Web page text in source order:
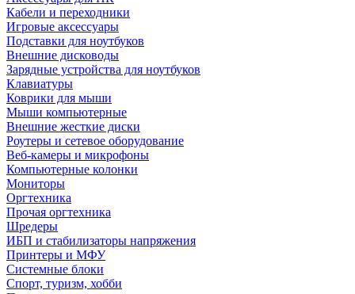
Кабели и переходники
Игровые аксессуары
Подставки для ноутбуков
Внешние дисководы
Зарядные устройства для ноутбуков
Клавиатуры
Коврики для мыши
Мыши компьютерные
Внешние жесткие диски
Роутеры и сетевое оборудование
Веб-камеры и микрофоны
Компьютерные колонки
Мониторы
Оргтехника
Прочая оргтехника
Шредеры
ИБП и стабилизаторы напряжения
Принтеры и МФУ
Системные блоки
Спорт, туризм, хобби